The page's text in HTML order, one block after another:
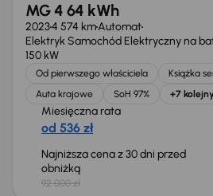
MG 4 64 kWh
20234 574 kmAutomat
Elektryk Samochód Elektryczny na
150 kW
Od pierwszego właściciela
Książka
Auta krajowe
SoH 97% +7
Miesięczna rata
od 536 zł
Najniższa cena z 30 dni przed
obniżką
92 000 zł